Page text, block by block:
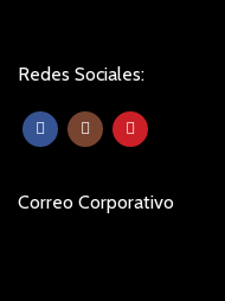
Redes Sociales:
Correo Corporativo